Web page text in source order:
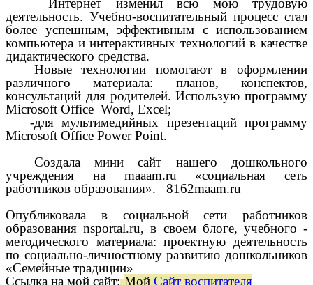
Интернет изменил всю мою трудовую
деятельность. Учебно-воспитательный процесс стал
более успешным, эффективным с использованием
компьютера и интерактивных технологий в качестве
дидактического средства.
Новые технологии помогают в оформлении
различного материала: планов, конспектов,
консультаций для родителей. Использую программу
Microsoft Office Word, Excel;
-для мультимедийных презентаций программу
Microsoft Office Power Point.
Создала мини сайт нашего дошкольного
учреждения на maaam.ru «социальная сеть
работников образования». 8162maam.ru
Опубликовала в социальной сети работников
образования nsportal.ru, в своем блоге, учебного -
методического материала: проектную деятельность
по социально-личностному развитию дошкольников
«Семейные традиции»
Ссылка на мой сайт: Мой Сайт воспитателя